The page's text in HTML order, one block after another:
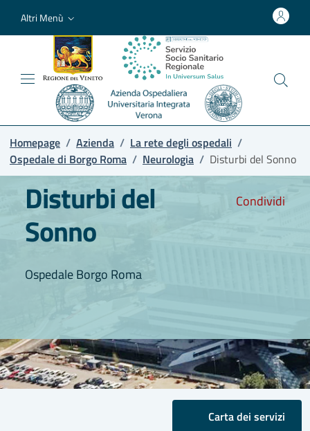
Altri Menù
Homepage / Azienda / La rete degli ospedali /
Ospedale di Borgo Roma / Neurologia / Disturbi del Sonno
Condividi
Disturbi del
Sonno
Ospedale Borgo Roma
Carta dei servizi